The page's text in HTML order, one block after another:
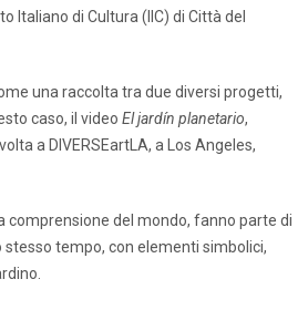
Italiano di Cultura (IIC) di Città del
una raccolta tra due diversi progetti,
caso, il video El jardín planetario,
a DIVERSEartLA, a Los Angeles,
comprensione del mondo, fanno parte di
tempo, con elementi simbolici,